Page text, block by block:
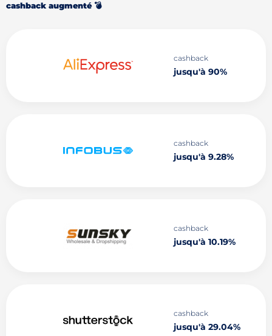
cashback augmenté 💣
cashback
jusqu'à 90%
cashback
jusqu'à 9.28%
cashback
jusqu'à 10.19%
cashback
jusqu'à 29.04%